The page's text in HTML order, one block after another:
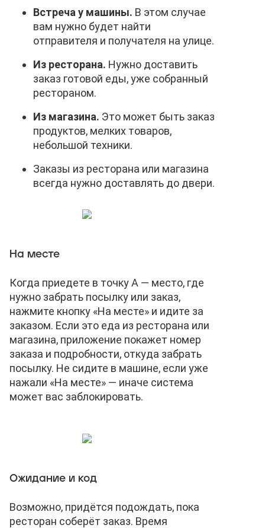
Встреча у машины. В этом случае
вам нужно будет найти
отправителя и получателя на улице.
Из ресторана. Нужно доставить
заказ готовой еды, уже собранный
рестораном.
Из магазина. Это может быть заказ
продуктов, мелких товаров,
небольшой техники.
Заказы из ресторана или магазина
всегда нужно доставлять до двери.
На месте
Когда приедете в точку А — место, где
нужно забрать посылку или заказ,
нажмите кнопку «На месте» и идите за
заказом. Если это еда из ресторана или
магазина, приложение покажет номер
заказа и подробности, откуда забрать
посылку. Не сидите в машине, если уже
нажали «На месте» — иначе система
может вас заблокировать.
Ожидание и код
Возможно, придётся подождать, пока
ресторан соберёт заказ. Время